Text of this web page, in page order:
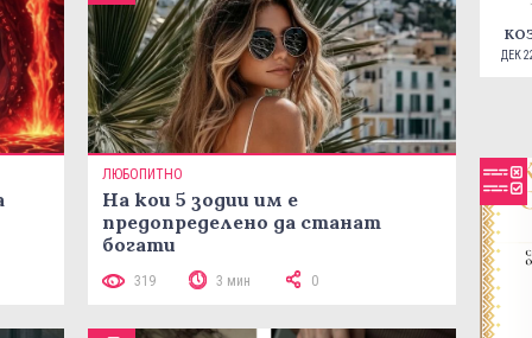
ЛЮБОПИТНО
На кои 5 зодии им е
предопределено да станат
богати
319 3 мин 0
ДЕК